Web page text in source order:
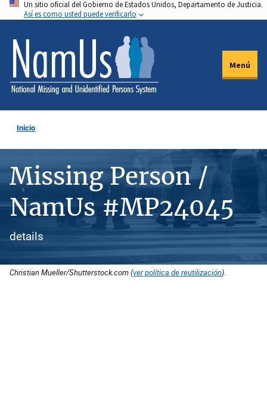
Pasar
al
contenido
principal
Un sitio oficial del Gobierno de Estados Unidos, Departamento de Justicia.
Así es como usted puede verificarlo
Menú
Inicio
Missing Person /
NamUs #MP24045
details
Christian Mueller/Shutterstock.com (ver política de reutilización).